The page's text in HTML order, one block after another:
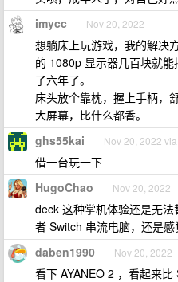
imycc Nov 20, 2022
想躺床上玩游戏，我的解决
的 1080p 显示器几百块就
了六年了。
床头放个靠枕，握上手柄，
大屏幕，比什么都香。
ghs55kai Nov 20, 2022
借一台玩一下
HugoChao Nov 20, 2022
deck 这种掌机体验还是无
者 Switch 串流电脑，还是
daben1990 Nov 20, 2022
看下 AYANEO 2 ，看起来